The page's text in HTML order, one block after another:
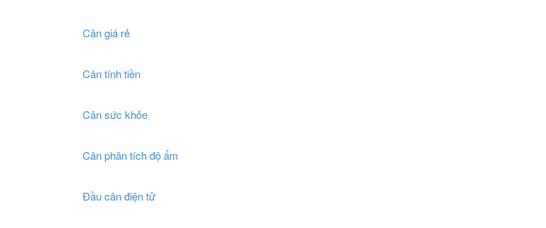
Cân giá rẻ
Cân tính tiền
Cân sức khỏe
Cân phân tích độ ẩm
Đầu cân điện tử